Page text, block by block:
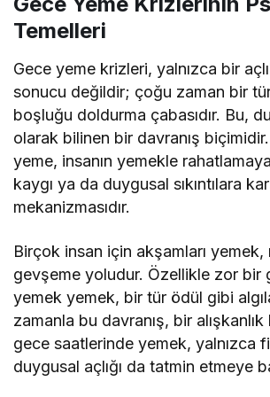
Temelleri
Gece yeme krizleri, yalnızca bir
sonucu değildir; çoğu zaman bir
boşluğu doldurma çabasıdır. Bu,
olarak bilinen bir davranış
yeme, insanın yemekle rahatlamaya
kaygı ya da duygusal sıkıntılara
mekanizmasıdır.
Birçok insan için akşamları
gevşeme yoludur. Özellikle zor bir
yemek yemek, bir tür ödül gibi
zamanla bu davranış, bir
gece saatlerinde yemek, yalnızca
duygusal açlığı da tatmin etmeye